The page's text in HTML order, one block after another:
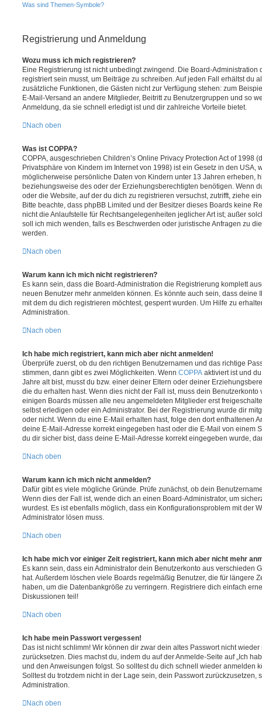
Was sind Themen-Symbole?
Registrierung und Anmeldung
Wozu muss ich mich registrieren?
Eine Registrierung ist nicht unbedingt zwingend. Die Board-Administration
registriert sein musst, um Beiträge zu schreiben. Auf jeden Fall erhältst du
zusätzliche Funktionen, die Gästen nicht zur Verfügung stehen: zum
E-Mail-Versand an andere Mitglieder, Beitritt zu Benutzergruppen und so
Anmeldung, da sie schnell erledigt ist und dir zahlreiche Vorteile bietet.
Nach oben
Was ist COPPA?
COPPA, ausgeschrieben Children’s Online Privacy Protection Act of 1998
Privatsphäre von Kindern im Internet von 1998) ist ein Gesetz in den USA,
möglicherweise persönliche Daten von Kindern unter 13 Jahren erheben,
beziehungsweise des oder der Erziehungsberechtigten benötigen. Wenn
oder die Website, auf der du dich zu registrieren versuchst, zutrifft, ziehe
Bitte beachte, dass phpBB Limited und der Besitzer dieses Boards keine
nicht die Anlaufstelle für Rechtsangelegenheiten jeglicher Art ist; außer
soll ich mich wenden, falls es Beschwerden oder juristische Anfragen zu
werden.
Nach oben
Warum kann ich mich nicht registrieren?
Es kann sein, dass die Board-Administration die Registrierung komplett
neuen Benutzer mehr anmelden können. Es könnte auch sein, dass deine
mit dem du dich registrieren möchtest, gesperrt wurden. Um Hilfe zu
Administration.
Nach oben
Ich habe mich registriert, kann mich aber nicht anmelden!
Überprüfe zuerst, ob du den richtigen Benutzernamen und das richtige
stimmen, dann gibt es zwei Möglichkeiten. Wenn COPPA aktiviert ist und
Jahre alt bist, musst du bzw. einer deiner Eltern oder deiner
die du erhalten hast. Wenn dies nicht der Fall ist, muss dein
einigen Boards müssen alle neu angemeldeten Mitglieder erst
selbst erledigen oder ein Administrator. Bei der Registrierung wurde dir
oder nicht. Wenn du eine E-Mail erhalten hast, folge den dort enthaltenen
deine E-Mail-Adresse korrekt eingegeben hast oder die E-Mail von einem
du dir sicher bist, dass deine E-Mail-Adresse korrekt eingegeben wurde,
Nach oben
Warum kann ich mich nicht anmelden?
Dafür gibt es viele mögliche Gründe. Prüfe zunächst, ob dein
Wenn dies der Fall ist, wende dich an einen Board-Administrator, um
wurdest. Es ist ebenfalls möglich, dass ein Konfigurationsproblem mit der
Administrator lösen muss.
Nach oben
Ich habe mich vor einiger Zeit registriert, kann mich aber nicht mehr
Es kann sein, dass ein Administrator dein Benutzerkonto aus verschieden
hat. Außerdem löschen viele Boards regelmäßig Benutzer, die für längere
haben, um die Datenbankgröße zu verringern. Registriere dich einfach
Diskussionen teil!
Nach oben
Ich habe mein Passwort vergessen!
Das ist nicht schlimm! Wir können dir zwar dein altes Passwort nicht
zurücksetzen. Dies machst du, indem du auf der Anmelde-Seite auf „Ich
und den Anweisungen folgst. So solltest du dich schnell wieder anmelden
Solltest du trotzdem nicht in der Lage sein, dein Passwort zurückzusetzen,
Administration.
Nach oben